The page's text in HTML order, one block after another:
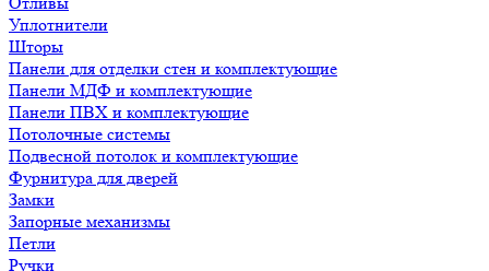
Уплотнители
Шторы
Панели для отделки стен и комплектующие
Панели МДФ и комплектующие
Панели ПВХ и комплектующие
Потолочные системы
Подвесной потолок и комплектующие
Фурнитура для дверей
Замки
Запорные механизмы
Петли
Ручки